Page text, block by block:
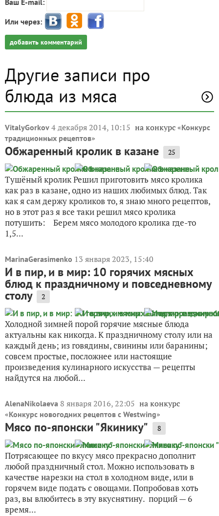
Ваш E-mail:
Или через:
добавить комментарий
Другие записи про
блюда из мяса
VitalyGorkov 4 декабря 2014, 10:15 на конкурс «Конкурс
традиционных рецептов»
Обжаренный кролик в казане 25
Тушёный кролик Решил приготовить мясо кролика
как раз в казане, одно из наших любимых блюд. Так
как я сам держу кроликов то, я знаю много рецептов,
но в этот раз я все таки решил мясо кролика
потушить: Берем мясо молодого кролика где-то
1,5...
MarinaGerasimenko 13 января 2023, 15:40
И в пир, и в мир: 10 горячих мясных
блюд к праздничному и повседневному
столу 2
Холодной зимней порой горячие мясные блюда
актуальны как никогда. К праздничному столу или на
каждый день; из говядины, свинины или баранины;
совсем простые, посложнее или настоящие
произведения кулинарного искусства — рецепты
найдутся на любой...
AlenaNikolaeva 8 января 2016, 22:05 на конкурс
«Конкурс новогодних рецептов с Westwing»
Мясо по-японски "Якинику" 8
Потрясающее по вкусу мясо прекрасно дополнит
любой праздничный стол. Можно использовать в
качестве нарезки на стол в холодном виде, или в
горячем виде подать с овощами. Попробовав хоть
раз, вы влюбитесь в эту вкуснятину. порций — 6
время...